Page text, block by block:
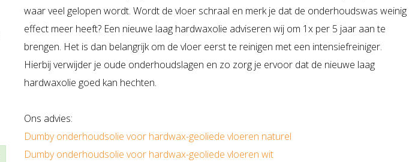
waar veel gelopen wordt. Wordt de vloer schraal en merk je dat de onderhoudswas weinig
effect meer heeft? Een nieuwe laag hardwaxolie adviseren wij om 1x per 5 jaar aan te
brengen. Het is dan belangrijk om de vloer eerst te reinigen met een intensiefreiniger.
Hierbij verwijder je oude onderhoudslagen en zo zorg je ervoor dat de nieuwe laag
hardwaxolie goed kan hechten.
Ons advies:
Dumby onderhoudsolie voor hardwax-geoliede vloeren naturel
Dumby onderhoudsolie voor hardwax-geoliede vloeren wit